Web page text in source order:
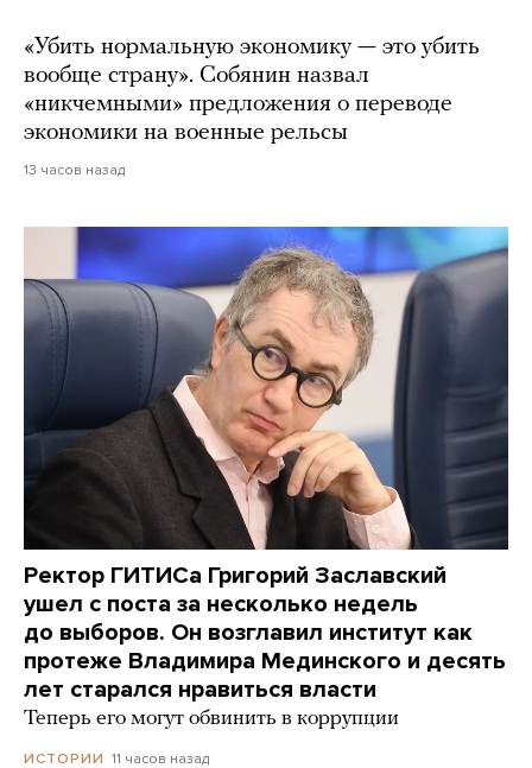
«Убить нормальную экономику — это убить
вообще страну». Собянин назвал
«никчемными» предложения о переводе
экономики на военные рельсы
13 часов назад
Ректор ГИТИСа Григорий Заславский
ушел с поста за несколько недель
до выборов. Он возглавил институт как
протеже Владимира Мединского и десять
лет старался нравиться власти
Теперь его могут обвинить в коррупции
ИСТОРИИ 11 часов назад